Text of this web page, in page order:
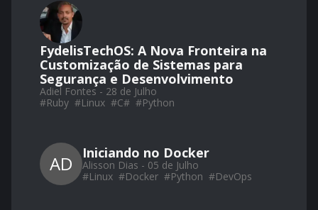
FydelisTechOS: A Nova Fronteira na
Customização de Sistemas para
Segurança e Desenvolvimento
Adiel Fontes - 28 de Julho
#Ruby #Linux #C# #Python
AD Iniciando no Docker
Alisson Dias - 05 de Julho
#Linux #Docker #Python #DevOps